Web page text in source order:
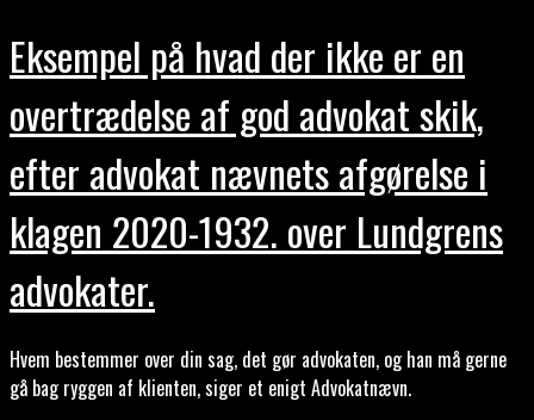
Eksempel på hvad der ikke er en
overtrædelse af god advokat skik,
efter advokat nævnets afgørelse i
klagen 2020-1932. over Lundgrens
advokater.
Hvem bestemmer over din sag, det gør advokaten, og han må gerne
gå bag ryggen af klienten, siger et enigt Advokatnævn.